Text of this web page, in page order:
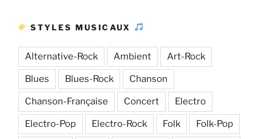
STYLES MUSICAUX
Alternative-Rock Ambient Art-Rock
Blues Blues-Rock Chanson
Chanson-Française Concert Electro
Electro-Pop Electro-Rock Folk Folk-Pop